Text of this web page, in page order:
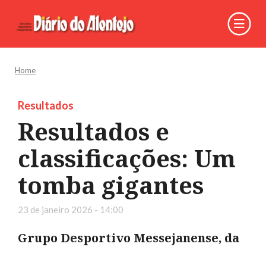
Home
Resultados
Resultados e
classificações: Um
tomba gigantes
23 de janeiro 2026 - 14:00
Grupo Desportivo Messejanense, da